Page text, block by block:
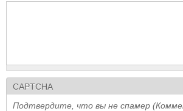
CAPTCHA
Подтвердите, что вы не спамер